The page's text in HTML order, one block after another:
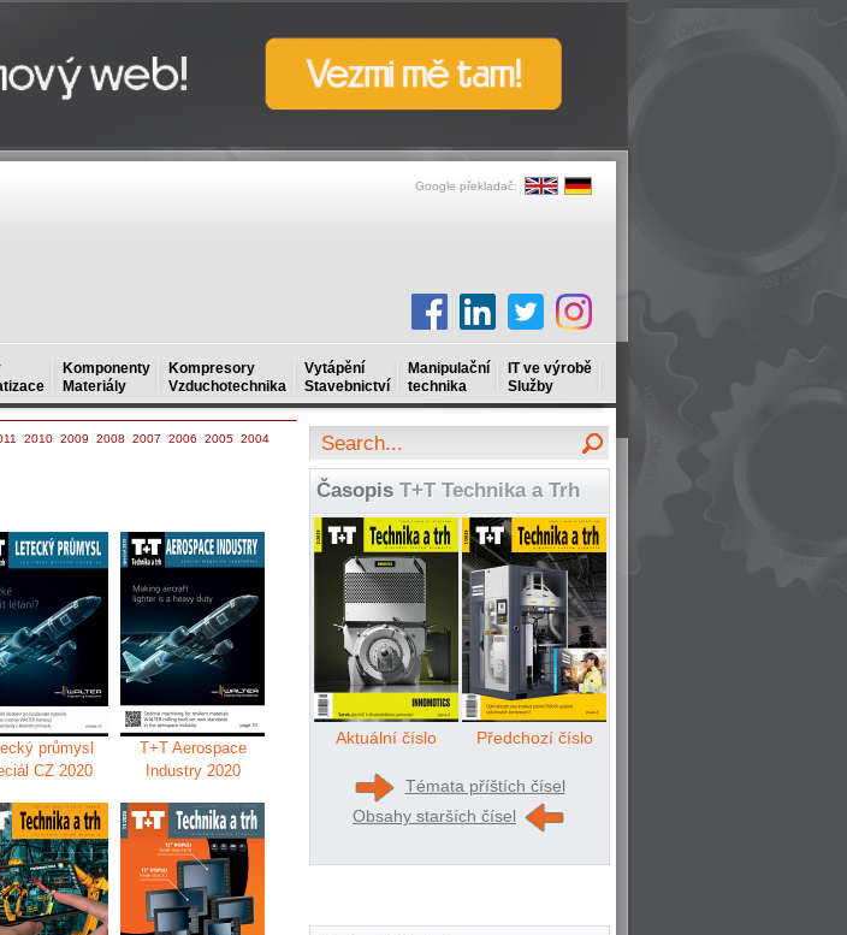
Google překladač:
Komponenty
Materiály
Kompresory
Vzduchotechnika
Vytápění
Stavebnictví
Manipulační
technika
IT ve výrobě
Služby
2010 2009 2008 2007 2006 2005 2004
průmysl
CZ 2020
T+T Aerospace
Industry 2020
Časopis T+T Technika a Trh
Aktuální číslo Předchozí číslo
Témata příštích čísel
Obsahy starších čísel